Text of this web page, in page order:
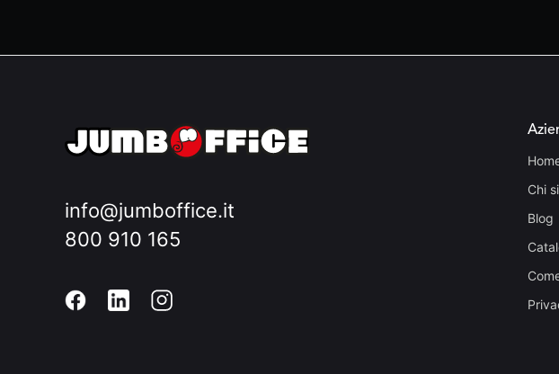
info@jumboffice.it
800 910 165
Chi
Blog